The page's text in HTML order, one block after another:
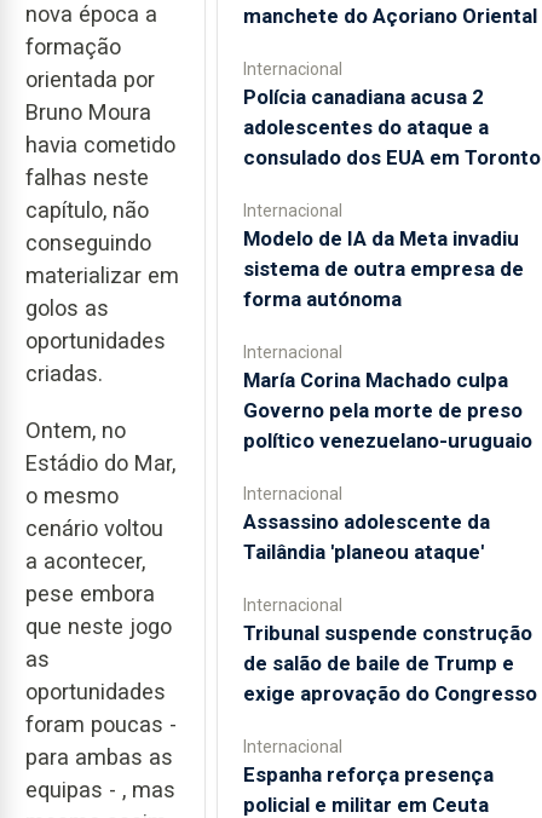
nova época a
formação
orientada por
Bruno Moura
havia cometido
falhas neste
capítulo, não
conseguindo
materializar em
golos as
oportunidades
criadas.
Ontem, no
Estádio do Mar,
o mesmo
cenário voltou
a acontecer,
pese embora
que neste jogo
as
oportunidades
foram poucas -
para ambas as
equipas - , mas
manchete do Açoriano Oriental
Internacional
Polícia canadiana acusa 2
adolescentes do ataque a
consulado dos EUA em Toronto
Internacional
Modelo de IA da Meta invadiu
sistema de outra empresa de
forma autónoma
Internacional
María Corina Machado culpa
Governo pela morte de preso
político venezuelano-uruguaio
Internacional
Assassino adolescente da
Tailândia 'planeou ataque'
Internacional
Tribunal suspende construção
de salão de baile de Trump e
exige aprovação do Congresso
Internacional
Espanha reforça presença
policial e militar em Ceuta